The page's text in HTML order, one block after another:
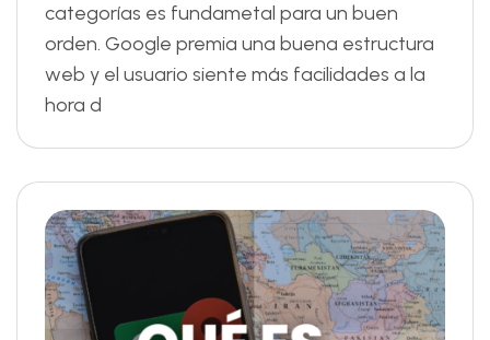
categorías es fundametal para un buen
orden. Google premia una buena estructura
web y el usuario siente más facilidades a la
hora d